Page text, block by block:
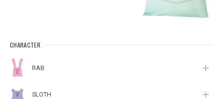
CHARACTER
RAB
SLOTH